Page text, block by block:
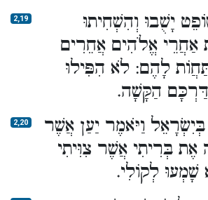
2,19
יָשֻׁבוּ וְהִשְׁחִיתוּ
אַחֲרֵי אֱלֹהִים אֲחֵרִים
לָהֶם: לֹא הִפִּילוּ
הַקָּשָׁה.
2,20
וַיֹּאמֶר יַעַן אֲשֶׁר
אֶת בְּרִיתִי אֲשֶׁר צִוִּיתִי
לְקוֹלִי.